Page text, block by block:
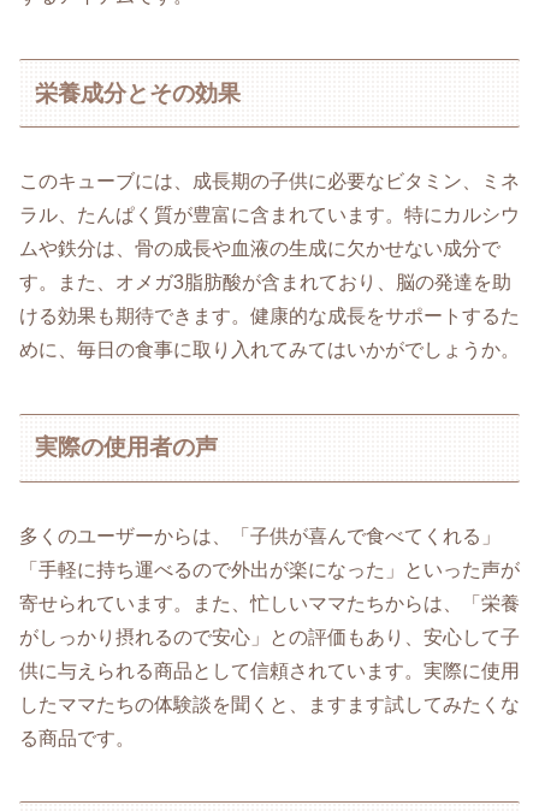
栄養成分とその効果
このキューブには、成長期の子供に必要なビタミン、ミネ
ラル、たんぱく質が豊富に含まれています。特にカルシウ
ムや鉄分は、骨の成長や血液の生成に欠かせない成分で
す。また、オメガ3脂肪酸が含まれており、脳の発達を助
ける効果も期待できます。健康的な成長をサポートするた
めに、毎日の食事に取り入れてみてはいかがでしょうか。
実際の使用者の声
多くのユーザーからは、「子供が喜んで食べてくれる」
「手軽に持ち運べるので外出が楽になった」といった声が
寄せられています。また、忙しいママたちからは、「栄養
がしっかり摂れるので安心」との評価もあり、安心して子
供に与えられる商品として信頼されています。実際に使用
したママたちの体験談を聞くと、ますます試してみたくな
る商品です。